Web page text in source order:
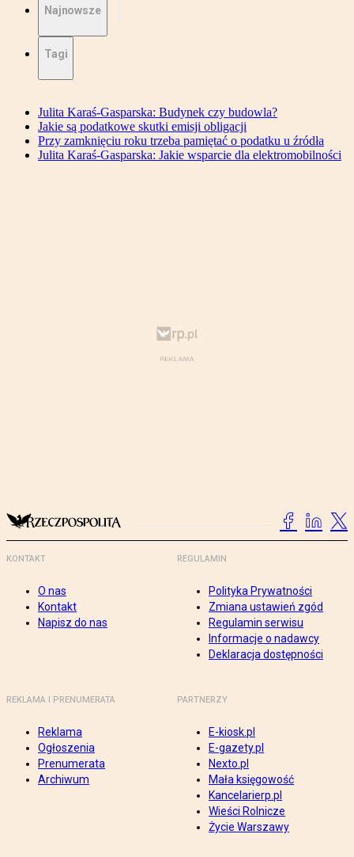
Najnowsze
Tagi
Julita Karaś-Gasparska: Budynek czy budowla?
Jakie są podatkowe skutki emisji obligacji
Przy zamknięciu roku trzeba pamiętać o podatku u źródła
Julita Karaś-Gasparska: Jakie wsparcie dla elektromobilności
KONTAKT
O nas
Kontakt
Napisz do nas
REGULAMIN
Polityka Prywatności
Zmiana ustawień zgód
Regulamin serwisu
Informacje o nadawcy
Deklaracja dostępności
REKLAMA I PRENUMERATA
Reklama
Ogłoszenia
Prenumerata
Archiwum
PARTNERZY
E-kiosk.pl
E-gazety.pl
Nexto.pl
Mała księgowość
Kancelarierp.pl
Wieści Rolnicze
Życie Warszawy